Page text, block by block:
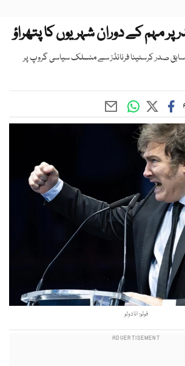
مہم کے دوران شہریوں کا پتھراؤ
صدر کرسٹینا فرنانڈز سے منسلک سیاسی گروپ پر
فوٹو: انادولو